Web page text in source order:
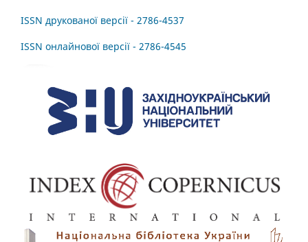
ISSN друкованої версії - 2786-4537
ISSN онлайнової версії - 2786-4545